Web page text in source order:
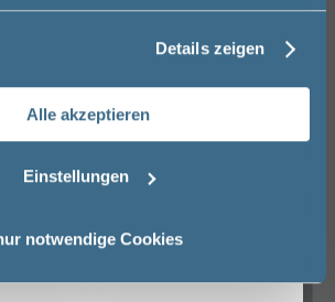
Details zeigen
Alle akzeptieren
Einstellungen
notwendige Cookies
cm inkl. Handtuchhalter in
Lieferzeit ca. 2 - 3 Wochen
Anmelden